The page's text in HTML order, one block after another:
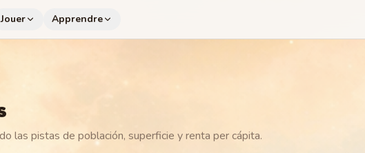
Jouer Apprendre
las pistas de población, superficie y renta per cápita.